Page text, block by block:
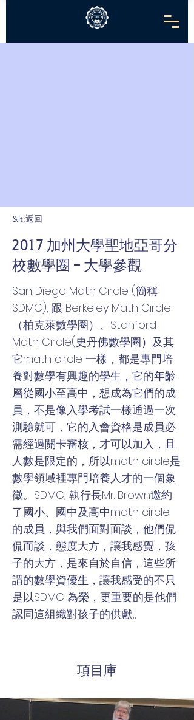
&lt;返回
2017 加州大學聖地亞哥分
校數學圈 - 大學參觀
San Diego Math Circle (簡稱
SDMC), 跟 Berkeley Math Circle
（柏克萊數學圈）、Stanford
Math Circle(史丹佛數學圈）及其
它math circle 一樣，都是專門培
養對數學有興趣的學生，它的年齡
層從國小至高中，想成為它們的成
員，不是像入學考試一樣通過一次
測驗就可，它的入會資格是成員必
需經過關卡審核，才可以加入，且
人數是限定的，所以math circle是
數學領域裡專門培養人才的一個象
徵。SDMC, 執行長Mr. Brown邀約
了國小、國中及高中math circle
的成員，與我們面對面談，他們侃
侃而談，態度大方，讓我感覺，孩
子的大方，是來自於自信，這些所
謂的數學資優生，讓我感受的不只
是以SDMC 為榮，更重要的是他們
認同這組織對孩子的供獻。
項目庫